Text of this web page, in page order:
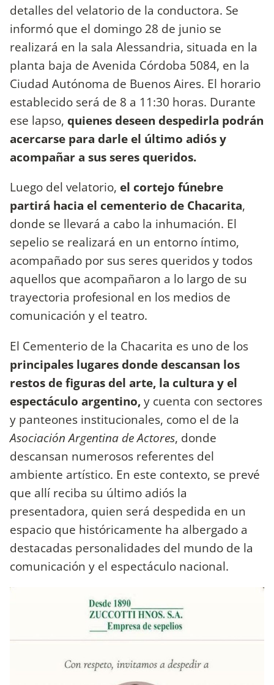
detalles del velatorio de la conductora. Se
informó que el domingo 28 de junio se
realizará en la sala Alessandria, situada en la
planta baja de Avenida Córdoba 5084, en la
Ciudad Autónoma de Buenos Aires. El horario
establecido será de 8 a 11:30 horas. Durante
ese lapso, quienes deseen despedirla podrán
acercarse para darle el último adiós y
acompañar a sus seres queridos.
Luego del velatorio, el cortejo fúnebre
partirá hacia el cementerio de Chacarita,
donde se llevará a cabo la inhumación. El
sepelio se realizará en un entorno íntimo,
acompañado por sus seres queridos y todos
aquellos que acompañaron a lo largo de su
trayectoria profesional en los medios de
comunicación y el teatro.
El Cementerio de la Chacarita es uno de los
principales lugares donde descansan los
restos de figuras del arte, la cultura y el
espectáculo argentino,y cuenta con sectores
y panteones institucionales, como el de la
Asociación Argentina de Actores, donde
descansan numerosos referentes del
ambiente artístico. En este contexto, se prevé
que allí reciba su último adiós la
presentadora, quien será despedida en un
espacio que históricamente ha albergado a
destacadas personalidades del mundo de la
comunicación y el espectáculo nacional.